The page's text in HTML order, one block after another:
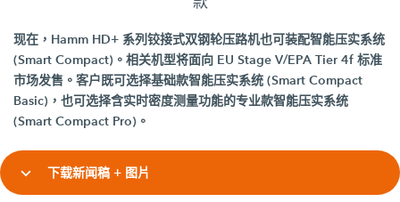
现在，Hamm HD+ 系列铰接式双钢轮压路机也可装配智能压实系统
(Smart Compact)。相关机型将面向 EU Stage V/EPA Tier 4f 标准
市场发售。客户既可选择基础款智能压实系统 (Smart Compact
Basic)，也可选择含实时密度测量功能的专业款智能压实系统
(Smart Compact Pro)。
下载新闻稿 + 图片